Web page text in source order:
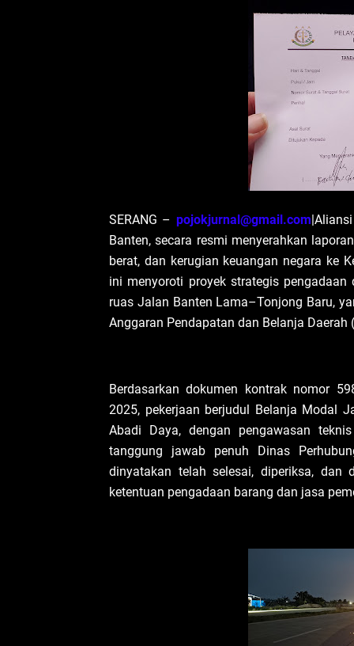
SERANG – pojokjurnal@gmail.com
Banten, secara resmi menyerahkan
berat, dan kerugian keuangan negara ke
ini menyoroti proyek strategis
ruas Jalan Banten Lama–Tonjong Baru,
Anggaran Pendapatan dan Belanja
Berdasarkan dokumen kontrak nomor
2025, pekerjaan berjudul Belanja Modal
Abadi Daya, dengan pengawasan
tanggung jawab penuh Dinas
dinyatakan telah selesai, diperiksa, dan
ketentuan pengadaan barang dan jasa